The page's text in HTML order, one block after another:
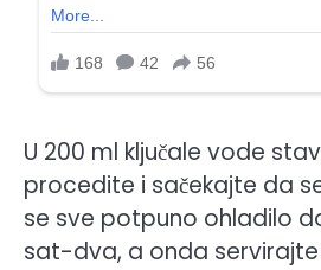
U 200 ml ključale vode
procedite i sačekajte da
se sve potpuno ohladilo
sat-dva, a onda